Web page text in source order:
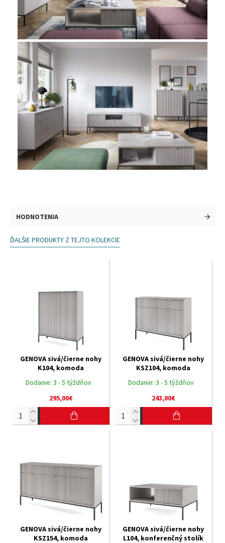
HODNOTENIA
ĎALŠIE PRODUKTY Z TEJTO KOLEKCIE
Dodanie: 3 - 5 týždňov
GENOVA sivá/čierne nohy
K104, komoda
295,00€
Dodanie: 3 - 5 týždňov
GENOVA sivá/čierne nohy
KSZ104, komoda
243,00€
GENOVA sivá/čierne nohy
KSZ154, komoda
GENOVA sivá/čierne nohy
L104, konferenčný stolík